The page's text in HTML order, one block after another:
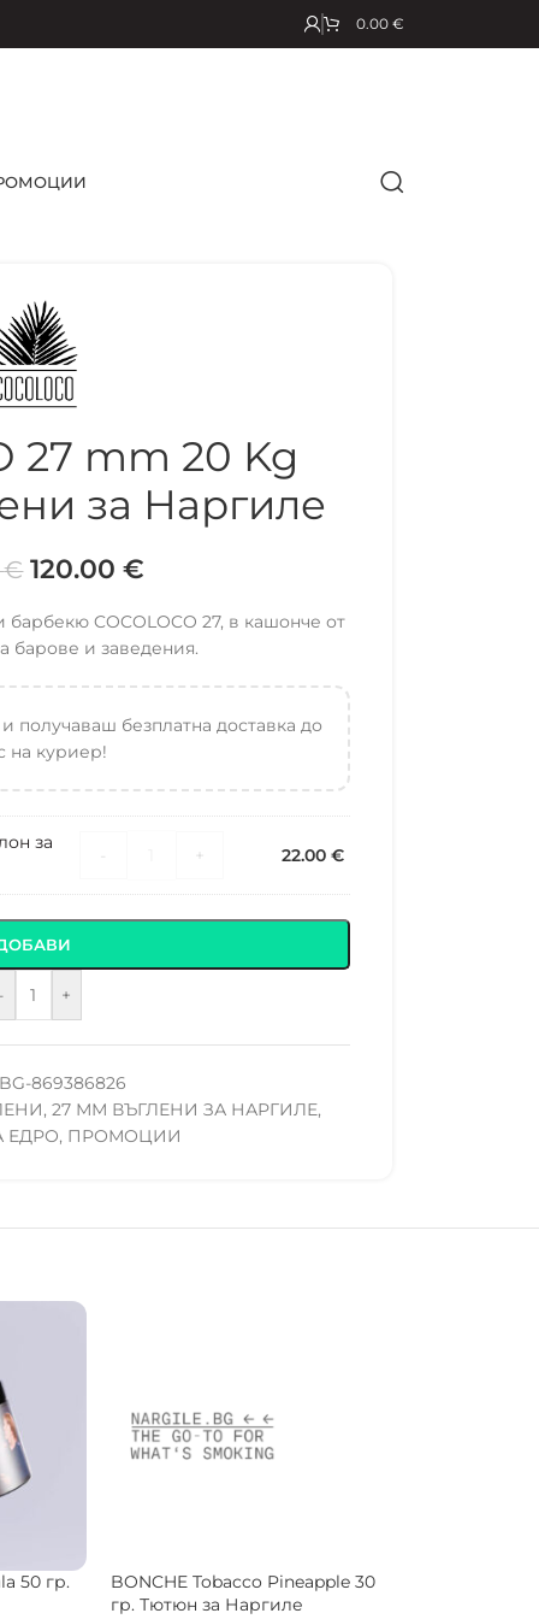
0.00 €
27 mm 20 Kg
за Наргиле
€ 120.00€
COCOLOCO 27, в кашонче от
барове и заведения.
получаваш безплатна доставка до
на куриер!
за
+ 22.00 €
- +
869386826
, 27 ММ ВЪГЛЕНИ ЗА НАРГИЛЕ,
ЕДРО, ПРОМОЦИИ
Musthave Tobacco Mad Pear 25
гр. Тютюн за Наргиле